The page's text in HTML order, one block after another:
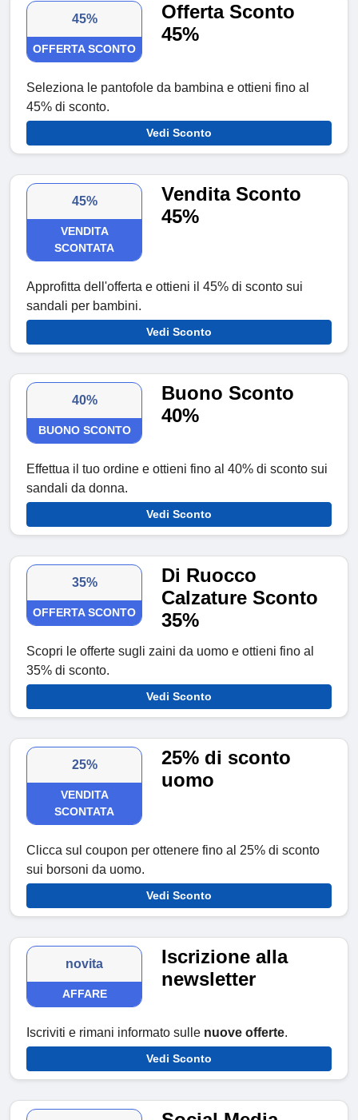
45%
OFFERTA SCONTO
Offerta Sconto
45%
Seleziona le pantofole da bambina e ottieni fino al
45% di sconto.
Vedi Sconto
45%
VENDITA
SCONTATA
Vendita Sconto
45%
Approfitta dell'offerta e ottieni il 45% di sconto sui
sandali per bambini.
Vedi Sconto
40%
BUONO SCONTO
Buono Sconto
40%
Effettua il tuo ordine e ottieni fino al 40% di sconto sui
sandali da donna.
Vedi Sconto
35%
OFFERTA SCONTO
Di Ruocco
Calzature Sconto
35%
Scopri le offerte sugli zaini da uomo e ottieni fino al
35% di sconto.
Vedi Sconto
25%
VENDITA
SCONTATA
25% di sconto
uomo
Clicca sul coupon per ottenere fino al 25% di sconto
sui borsoni da uomo.
Vedi Sconto
novita
AFFARE
Iscrizione alla
newsletter
Iscriviti e rimani informato sulle nuove offerte.
Vedi Sconto